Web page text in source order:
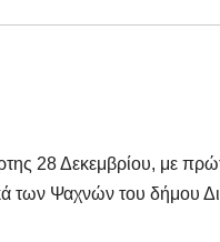
28 Δεκεμβρίου, με
των Ψαχνών του δήμου